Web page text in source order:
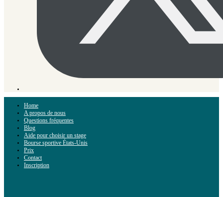
Home
A propos de nous
Questions fréquentes
Blog
Aide pour choisir un stage
Bourse sportive États-Unis
Prix
Contact
Inscription